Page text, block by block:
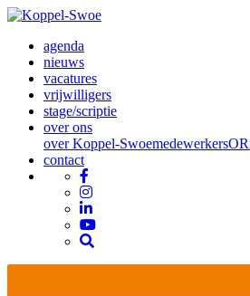
agenda
nieuws
vacatures
vrijwilligers
stage/scriptie
over ons
over Koppel-SwoemedewerkersOR
contact